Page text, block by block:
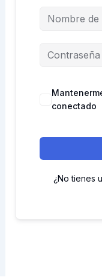
conectado
¿No tienes